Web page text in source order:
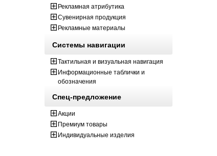
Рекламная атрибутика
Сувенирная продукция
Рекламные материалы
Системы навигации
Тактильная и визуальная навигация
Информационные таблички и
обозначения
Спец-предложение
Акции
Премиум товары
Индивидуальные изделия